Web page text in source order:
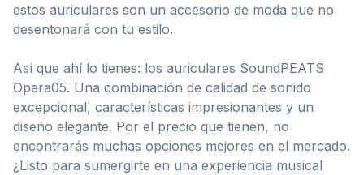
estos auriculares son un accesorio de moda que no
desentonará con tu estilo.
Así que ahí lo tienes: los auriculares SoundPEATS
Opera05. Una combinación de calidad de sonido
excepcional, características impresionantes y un
diseño elegante. Por el precio que tienen, no
encontrarás muchas opciones mejores en el mercado.
¿Listo para sumergirte en una experiencia musical